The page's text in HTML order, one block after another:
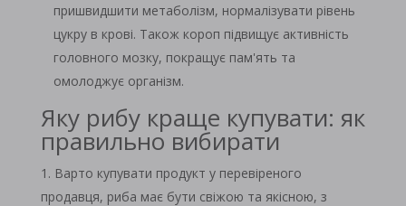
пришвидшити метаболізм, нормалізувати рівень
цукру в крові. Також короп підвищує активність
головного мозку, покращує пам'ять та
омолоджує організм.
Яку рибу краще купувати: як
правильно вибирати
Варто купувати продукт у перевіреного
продавця, риба має бути свіжою та якісною, з